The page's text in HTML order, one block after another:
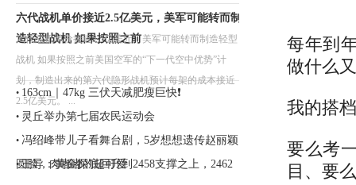
六代战机单价接近2.5亿美元，美军可能转而制
造轻型战机 如果按照之前
六代战机单价接近2.5亿美元，美军可能转而制造轻型
战机 如果按照之前美国空军的“下一代空中优势”计
划，制造出来的第六代隐形战机预计每架的成本接近
2.5亿美元。 ...
• 163cm｜47kg 三伏天减肥瘦巨快❗️
• 灵丘举办第七届农民运动会
• 冯绍峰带儿子看舞台剧，5岁想想遗传赵丽颖
圆脸，肉嘟嘟的超可爱
•王导：黄金探底回升到2458支撑之上，2462
每年到
做什么
我的搭
要么考
目、要